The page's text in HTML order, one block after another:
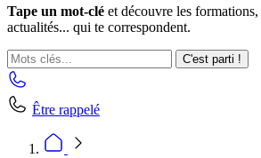
Tape un mot-clé et découvre les formations,
actualités... qui te correspondent.
C'est parti !
Être rappelé